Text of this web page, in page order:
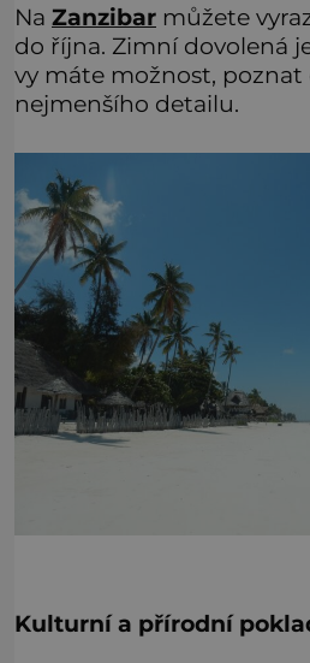
Na Zanzibar můžete
do října. Zimní dovolená
vy máte možnost, poznat
nejmenšího detailu.
Kulturní a přírodní